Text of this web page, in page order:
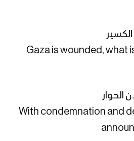
أنصار الله 1446هـ
| فرقة أنصار الله 1446هـ
Gaza is wounded, what
الحوار
With condemnation and